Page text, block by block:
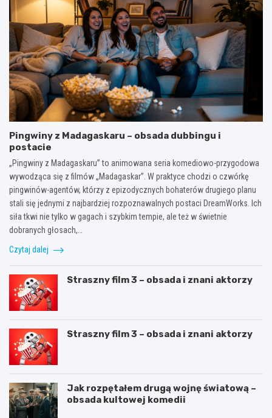
Pingwiny z Madagaskaru – obsada dubbingu i
postacie
„Pingwiny z Madagaskaru” to animowana seria komediowo-przygodowa
wywodząca się z filmów „Madagaskar”. W praktyce chodzi o czwórkę
pingwinów-agentów, którzy z epizodycznych bohaterów drugiego planu
stali się jednymi z najbardziej rozpoznawalnych postaci DreamWorks. Ich
siła tkwi nie tylko w gagach i szybkim tempie, ale też w świetnie
dobranych głosach,…
Czytaj dalej
Straszny film 3 – obsada i znani aktorzy
Straszny film 3 – obsada i znani aktorzy
Jak rozpętałem drugą wojnę światową –
obsada kultowej komedii